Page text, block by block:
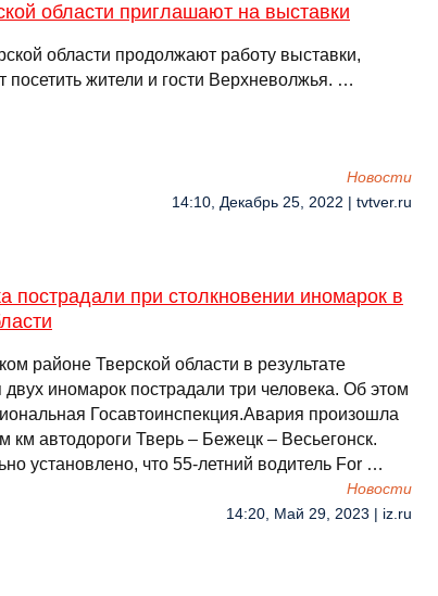
области приглашают на выставки
области продолжают работу выставки,
посетить жители и гости Верхневолжья. …
Новости
14:10, Декабрь 25, 2022 | tvtver.ru
пострадали при столкновении иномарок в
районе Тверской области в результате
двух иномарок пострадали три человека. Об этом
Госавтоинспекция.Авария произошла
км автодороги Тверь – Бежецк – Весьегонск.
установлено, что 55-летний водитель For …
Новости
14:20, Май 29, 2023 | iz.ru